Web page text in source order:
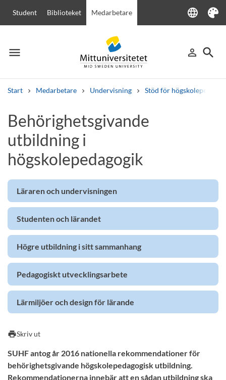
Student Biblioteket Medarbetare language
Language
Tema
menu
Meny person_outline
Logga in
search
Sök
Start Medarbetare Undervisning Stöd för
Andra söktjänster
Kurser och program
Lediga jobb
Behörighetsgivande
utbildning i
högskolepedagogik
Läraren och undervisningen
Studenten och lärandet
Högre utbildning i sitt sammanhang
Pedagogiskt utvecklingsarbete
Lärmiljöer och design för lärande
printSkriv ut
SUHF antog år 2016 nationella rekommendationer för
behörighetsgivande högskolepedagogisk utbildning.
Rekommendationerna innebär att en sådan utbildning ska